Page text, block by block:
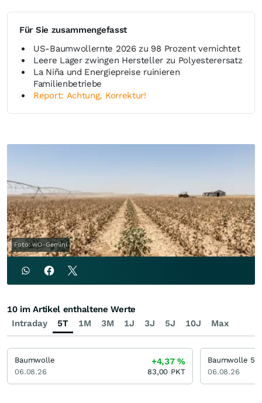
Für Sie zusammengefasst
US-Baumwollernte 2026 zu 98 Prozent vernichtet
Leere Lager zwingen Hersteller zu Polyesterersatz
La Niña und Energiepreise ruinieren
Familienbetriebe
Report: Achtung, Korrektur!
Foto: wO-Gemini
Intraday 5T 1M 3M 1J 3J 5J 10J Max
10 im Artikel enthaltene Werte
Baumwolle
06.08.26
+4,37%
83,00 PKT 06.08.26